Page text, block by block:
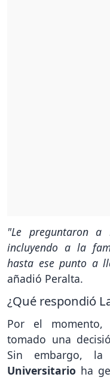
"Le preguntaron
incluyendo a la
hasta ese punto a
añadió Peralta.
¿Qué respondió
Por el momento,
tomado una
Sin embargo, la
Universitario ha